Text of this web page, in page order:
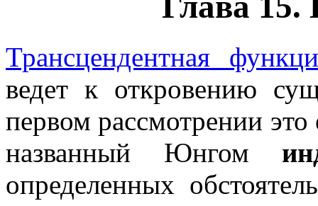
Трансцендентная
ведет к откровению
первом рассмотрении
названный Юнгом
определенных